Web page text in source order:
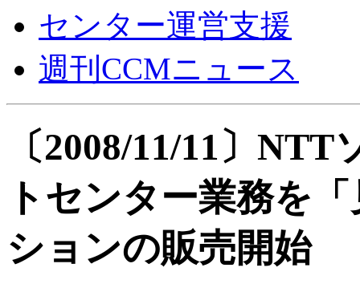
センター運営支援
週刊CCMニュース
〔2008/11/11〕
トセンター業務を
ションの販売開始